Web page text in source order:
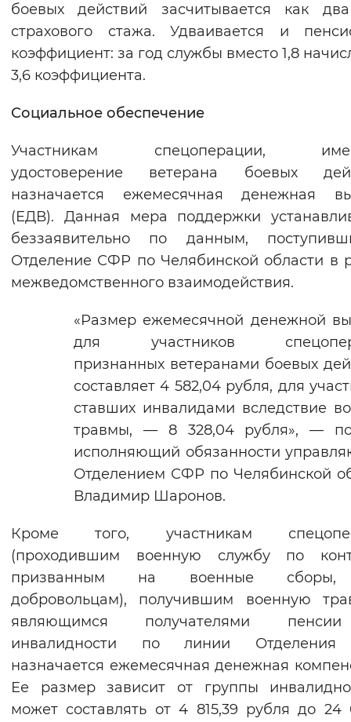
боевых действий засчитывается как
страхового стажа. Удваивается и
коэффициент: за год службы вместо 1,8
3,6 коэффициента.
Социальное обеспечение
Участникам спецоперации,
удостоверение ветерана боевых
назначается ежемесячная денежная
(ЕДВ). Данная мера поддержки
беззаявительно по данным,
Отделение СФР по Челябинской области в
межведомственного взаимодействия.
«Размер ежемесячной денежной
для участников
признанных ветеранами боевых
составляет 4 582,04 рубля, для
ставших инвалидами вследствие
травмы, — 8 328,04 рубля», —
исполняющий обязанности
Отделением СФР по Челябинской
Владимир Шаронов.
Кроме того, участникам
(проходившим военную службу по
призванным на военные
добровольцам), получившим военную
являющимся получателями
инвалидности по линии
назначается ежемесячная денежная
Ее размер зависит от группы
может составлять от 4 815,39 рубля до 24